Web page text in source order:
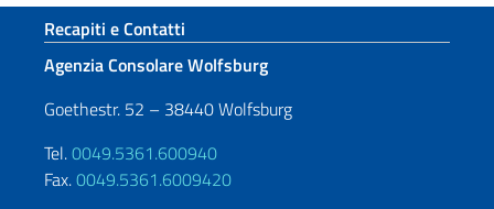
Sezione footer
Recapiti e Contatti
Agenzia Consolare Wolfsburg
Goethestr. 52 – 38440 Wolfsburg
Tel.0049.5361.600940
Fax.0049.5361.6009420